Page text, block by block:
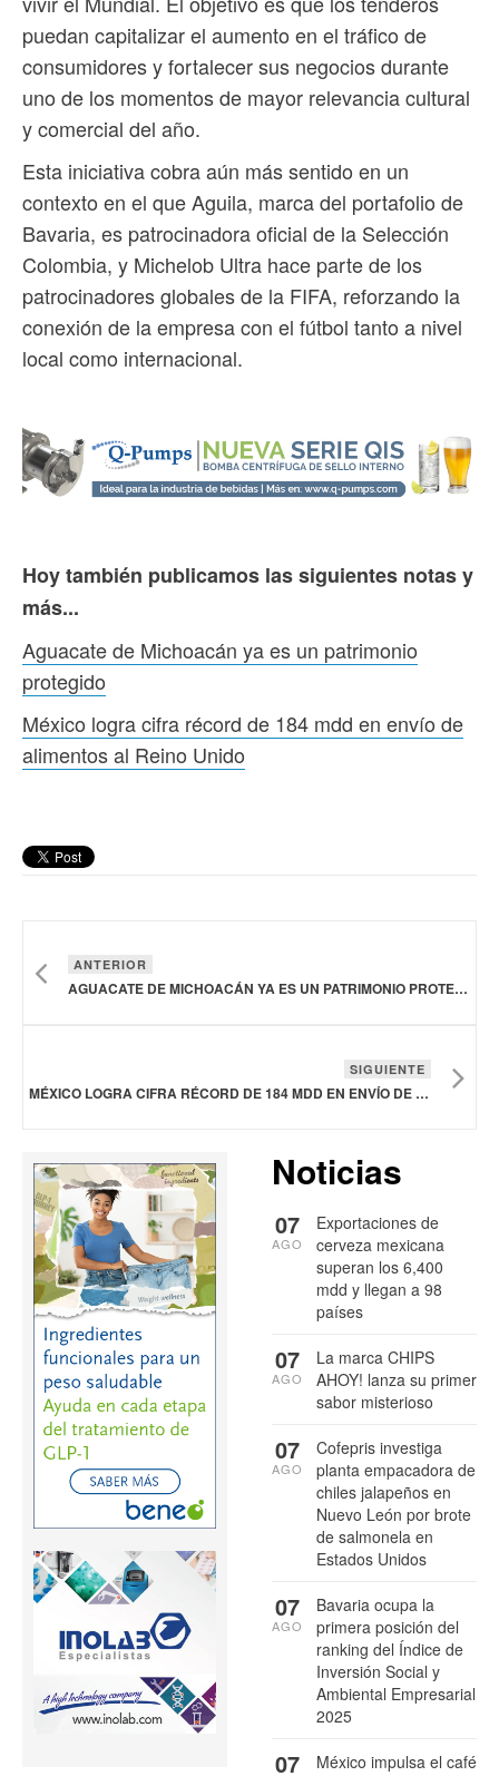
puedan capitalizar el aumento en el tráfico de
consumidores y fortalecer sus negocios durante
uno de los momentos de mayor relevancia cultural
y comercial del año.
Esta iniciativa cobra aún más sentido en un
contexto en el que Aguila, marca del portafolio de
Bavaria, es patrocinadora oficial de la Selección
Colombia, y Michelob Ultra hace parte de los
patrocinadores globales de la FIFA, reforzando la
conexión de la empresa con el fútbol tanto a nivel
local como internacional.
Hoy también publicamos las siguientes notas y
más...
Aguacate de Michoacán ya es un patrimonio
protegido
México logra cifra récord de 184 mdd en envío de
alimentos al Reino Unido
ANTERIOR
AGUACATE DE MICHOACÁN YA ES UN PATRIMONIO PROTEGIDO
SIGUIENTE
MÉXICO LOGRA CIFRA RÉCORD DE 184 MDD EN ENVÍO DE ALIMENTOS AL REINO UNIDO
Noticias
Exportaciones de
cerveza mexicana
superan los 6,400
mdd y llegan a 98
países
07
AGO
La marca CHIPS
AHOY! lanza su primer
sabor misterioso
07
AGO
Cofepris investiga
planta empacadora de
chiles jalapeños en
Nuevo León por brote
de salmonela en
Estados Unidos
07
AGO
Bavaria ocupa la
primera posición del
ranking del Índice de
Inversión Social y
Ambiental Empresarial
2025
07
AGO
México impulsa el café
07